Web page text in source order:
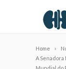
Home
A Senadora